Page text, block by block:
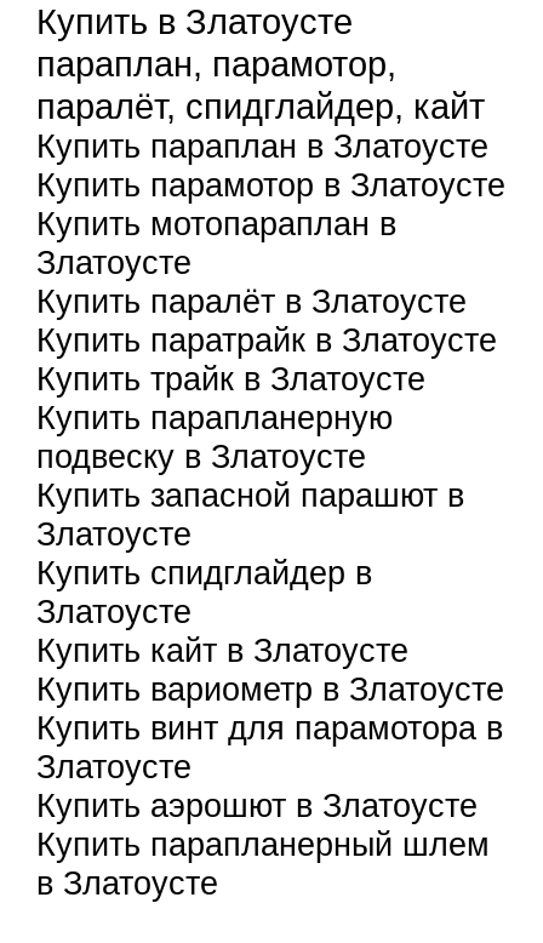
Купить в Златоусте
параплан, парамотор,
паралёт, спидглайдер, кайт
Купить параплан в Златоусте
Купить парамотор в Златоусте
Купить мотопараплан в
Златоусте
Купить паралёт в Златоусте
Купить паратрайк в Златоусте
Купить трайк в Златоусте
Купить парапланерную
подвеску в Златоусте
Купить запасной парашют в
Златоусте
Купить спидглайдер в
Златоусте
Купить кайт в Златоусте
Купить вариометр в Златоусте
Купить винт для парамотора в
Златоусте
Купить аэрошют в Златоусте
Купить парапланерный шлем
в Златоусте